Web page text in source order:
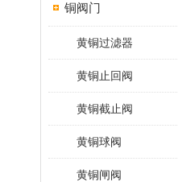
铜阀门
黄铜过滤器
黄铜止回阀
黄铜截止阀
黄铜球阀
黄铜闸阀